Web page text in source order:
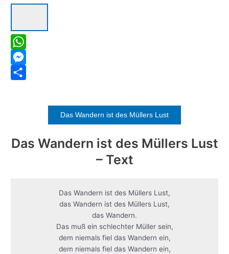
W
h
p
M
n
e
Das Wandern ist des Müllers Lust
Das Wandern ist des Müllers Lust
– Text
Das Wandern ist des Müllers Lust,
das Wandern ist des Müllers Lust,
das Wandern.
Das muß ein schlechter Müller sein,
dem niemals fiel das Wandern ein,
dem niemals fiel das Wandern ein,